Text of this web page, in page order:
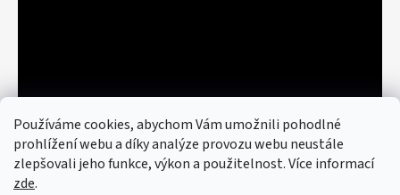
Používáme cookies, abychom Vám umožnili pohodlné
prohlížení webu a díky analýze provozu webu neustále
zlepšovali jeho funkce, výkon a použitelnost. Více informací
zde.